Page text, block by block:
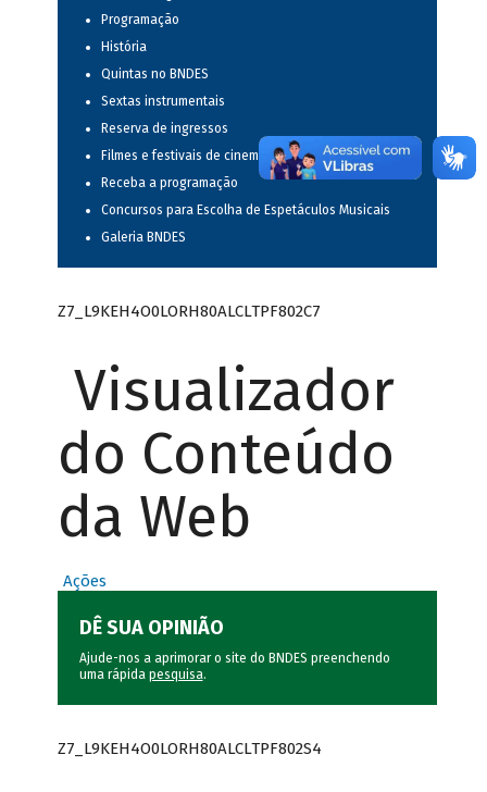
Programação
História
Quintas no BNDES
Sextas instrumentais
Reserva de ingressos
Filmes e festivais de cinema
Receba a programação
Concursos para Escolha de Espetáculos Musicais
Galeria BNDES
Z7_L9KEH4O0LORH80ALCLTPF802C7
Visualizador
do Conteúdo
da Web
Ações
DÊ SUA OPINIÃO
Ajude-nos a aprimorar o site do BNDES preenchendo
uma rápida pesquisa.
Z7_L9KEH4O0LORH80ALCLTPF802S4